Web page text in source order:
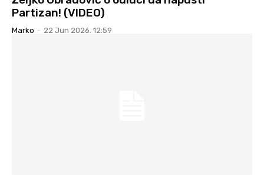
Partizan! (VIDEO)
Marko - 22 Jun 2026. 12:59